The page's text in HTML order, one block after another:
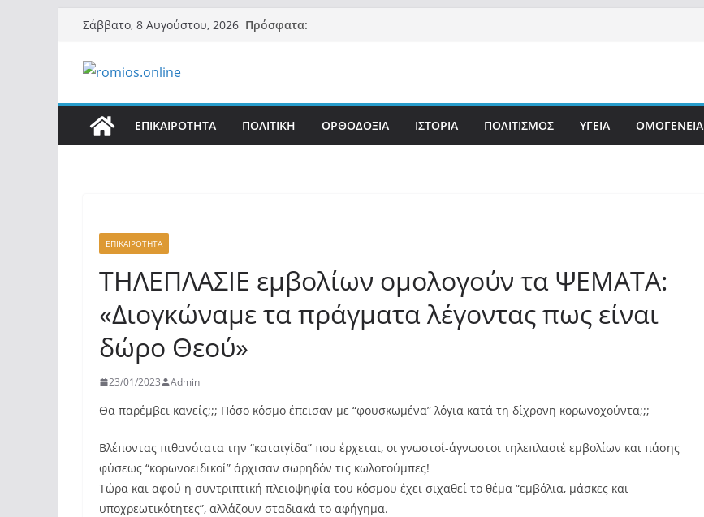
Μετάβαση
περιεχόμενο
Σάββατο, 8 Αυγούστου, 2026 Πρόσφατα:
ΕΠΙΚΑΙΡΟΤΗΤΑ ΠΟΛΙΤΙΚΗ ΟΡΘΟΔΟΞΙΑ ΙΣΤΟΡΙΑ ΠΟΛΙΤΙΣΜΟΣ ΥΓΕΙΑ ΟΜΟΓΕΝΕΙΑ
ΕΠΙΚΑΙΡΟΤΗΤΑ
ΤΗΛΕΠΛΑΣΙΕ εμβολίων ομολογούν τα ΨΕΜΑΤΑ:
«Διογκώναμε τα πράγματα λέγοντας πως είναι
δώρο Θεού»
23/01/2023 Admin
Θα παρέμβει κανείς;;; Πόσο κόσμο έπεισαν με “φουσκωμένα” λόγια κατά τη δίχρονη κορωνοχούντα;;;
Βλέποντας πιθανότατα την “καταιγίδα” που έρχεται, οι γνωστοί-άγνωστοι τηλεπλασιέ εμβολίων και πάσης
φύσεως “κορωνοειδικοί” άρχισαν σωρηδόν τις κωλοτούμπες!
Τώρα και αφού η συντριπτική πλειοψηφία του κόσμου έχει σιχαθεί το θέμα “εμβόλια, μάσκες και
υποχρεωτικότητες”, αλλάζουν σταδιακά το αφήγημα.